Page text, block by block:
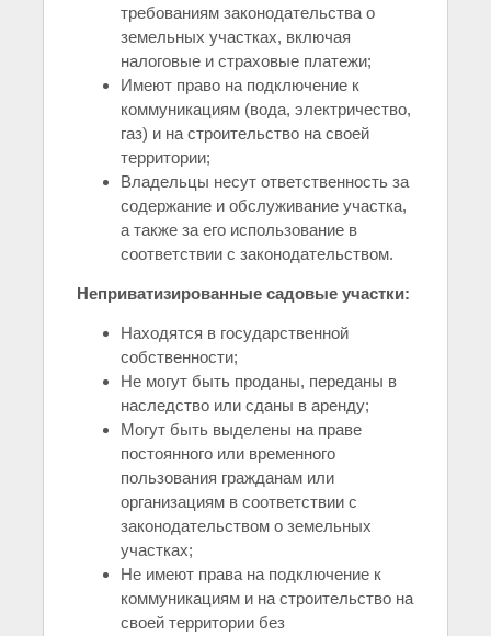
требованиям законодательства о
земельных участках, включая
налоговые и страховые платежи;
Имеют право на подключение к
коммуникациям (вода, электричество,
газ) и на строительство на своей
территории;
Владельцы несут ответственность за
содержание и обслуживание участка,
а также за его использование в
соответствии с законодательством.
Неприватизированные садовые участки:
Находятся в государственной
собственности;
Не могут быть проданы, переданы в
наследство или сданы в аренду;
Могут быть выделены на праве
постоянного или временного
пользования гражданам или
организациям в соответствии с
законодательством о земельных
участках;
Не имеют права на подключение к
коммуникациям и на строительство на
своей территории без